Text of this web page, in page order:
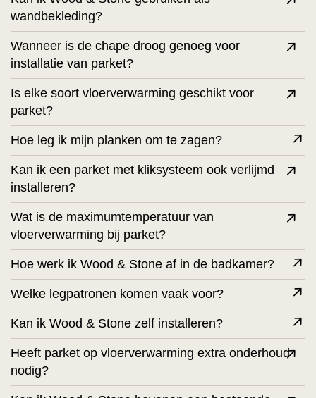
wandbekleding?
Wanneer is de chape droog genoeg voor
installatie van parket?
Is elke soort vloerverwarming geschikt voor
parket?
Hoe leg ik mijn planken om te zagen?
Kan ik een parket met kliksysteem ook verlijmd
installeren?
Wat is de maximumtemperatuur van
vloerverwarming bij parket?
Hoe werk ik Wood & Stone af in de badkamer?
Welke legpatronen komen vaak voor?
Kan ik Wood & Stone zelf installeren?
Heeft parket op vloerverwarming extra onderhoud
nodig?